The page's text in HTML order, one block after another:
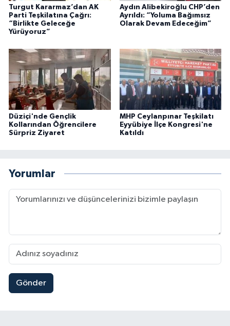
Turgut Kararmaz’dan AK
Parti Teşkilatına Çağrı:
“Birlikte Geleceğe
Yürüyoruz”
Aydın Alibekiroğlu CHP’den
Ayrıldı: “Yoluma Bağımsız
Olarak Devam Edeceğim”
Düziçi'nde Gençlik
Kollarından Öğrencilere
Sürpriz Ziyaret
MHP Ceylanpınar Teşkilatı
Eyyübiye İlçe Kongresi'ne
Katıldı
Yorumlar
Gönder